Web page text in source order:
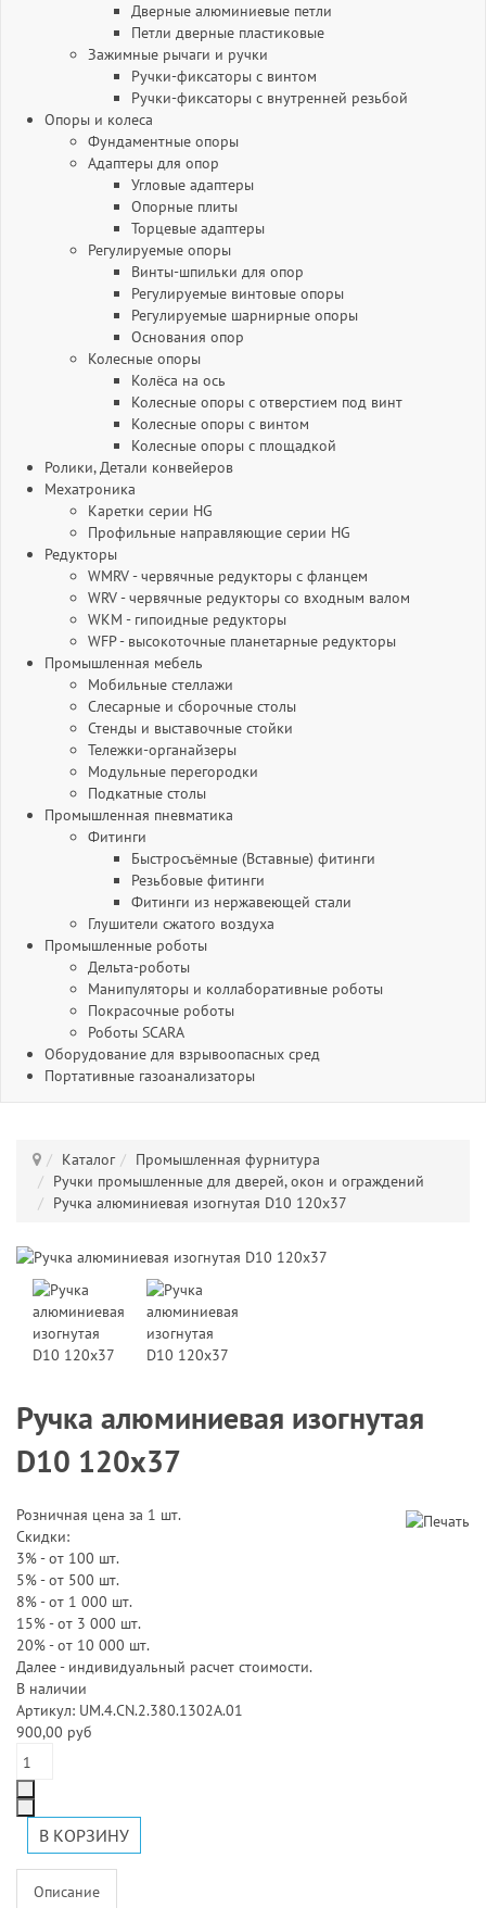
Дверные алюминиевые петли
Петли дверные пластиковые
Зажимные рычаги и ручки
Ручки-фиксаторы c винтом
Ручки-фиксаторы c внутренней резьбой
Опоры и колеса
Фундаментные опоры
Адаптеры для опор
Угловые адаптеры
Опорные плиты
Торцевые адаптеры
Регулируемые опоры
Винты-шпильки для опор
Регулируемые винтовые опоры
Регулируемые шарнирные опоры
Основания опор
Колесные опоры
Колёса на ось
Колесные опоры с отверстием под винт
Колесные опоры с винтом
Колесные опоры с площадкой
Ролики, Детали конвейеров
Мехатроника
Каретки серии HG
Профильные направляющие серии HG
Редукторы
WMRV - червячные редукторы с фланцем
WRV - червячные редукторы со входным валом
WKM - гипоидные редукторы
WFP - высокоточные планетарные редукторы
Промышленная мебель
Мобильные стеллажи
Слесарные и сборочные столы
Стенды и выставочные стойки
Тележки-органайзеры
Модульные перегородки
Подкатные столы
Промышленная пневматика
Фитинги
Быстросъёмные (Вставные) фитинги
Резьбовые фитинги
Фитинги из нержавеющей стали
Глушители сжатого воздуха
Промышленные роботы
Дельта-роботы
Манипуляторы и коллаборативные роботы
Покрасочные роботы
Роботы SCARA
Оборудование для взрывоопасных сред
Портативные газоанализаторы
Каталог
Промышленная фурнитура
Ручки промышленные для дверей, окон и ограждений
Ручка алюминиевая изогнутая D10 120х37
Ручка алюминиевая изогнутая
D10 120х37
Розничная цена за 1 шт.
Скидки:
3% - от 100 шт.
5% - от 500 шт.
8% - от 1 000 шт.
15% - от 3 000 шт.
20% - от 10 000 шт.
Далее - индивидуальный расчет стоимости.
В наличии
Артикул: UM.4.CN.2.380.1302A.01
900,00 руб
Описание